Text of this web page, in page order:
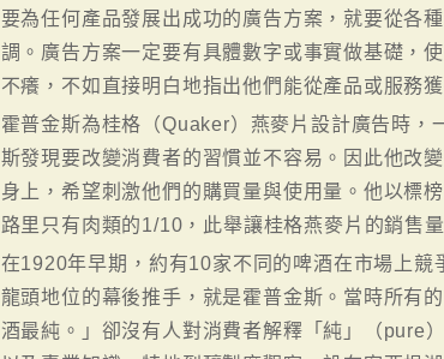
要為任何產品發展出成功的廣告方案，就要從各
調。廣告方案一定要有具體數字或事實做基礎，
不癢，不如直接明白地指出他們能從產品或服務獲
霍普金斯為桂格（Quaker）燕麥片設計廣告時
斯發現要改變消費者的習慣並不容易。因此他改
身上，希望刺激他們的購買量與使用量。他以標
路里只有肉類的1/10，此舉讓桂格燕麥片的銷售
在1920年早期，約有10家不同的啤酒在市場上
龍頭地位的幕後推手，就是霍普金斯。當時所有
酒最純。」卻沒有人對消費者解釋「純」（pure